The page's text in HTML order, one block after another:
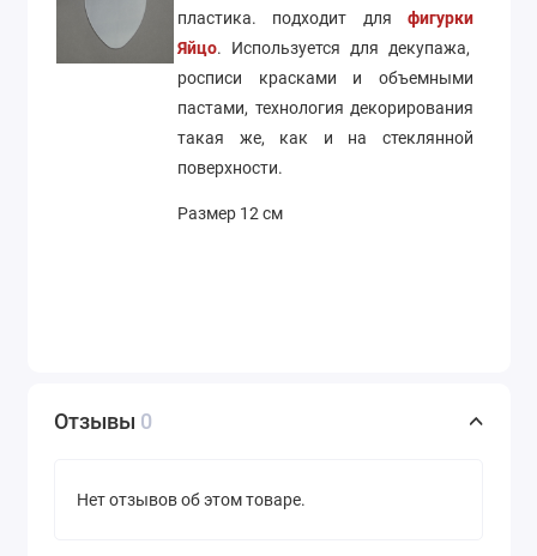
пластика. подходит для фигурки
Яйцо. Используется для декупажа,
росписи красками и объемными
пастами, технология декорирования
такая же, как и на стеклянной
поверхности.
Размер 12 см
Отзывы 0
Нет отзывов об этом товаре.